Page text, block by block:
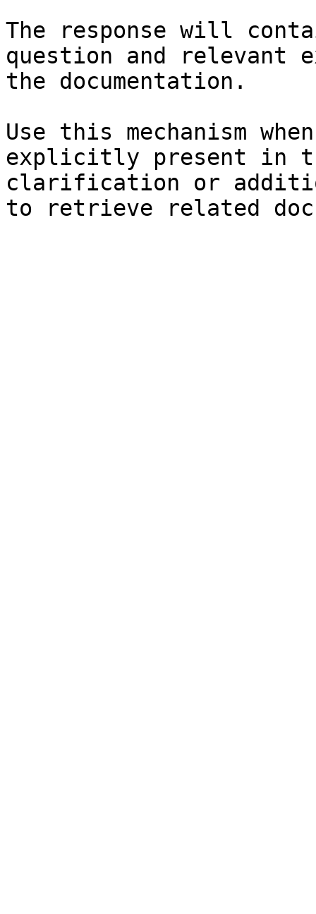
The response will
question and relevant
the documentation.
Use this mechanism
explicitly present in
clarification or